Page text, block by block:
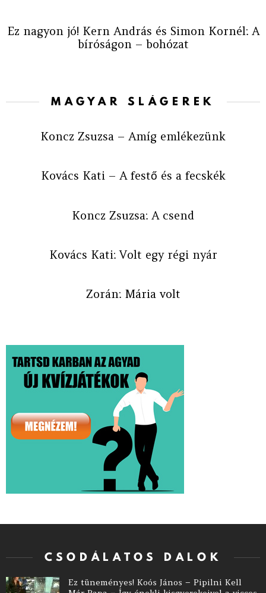
Ez nagyon jó! Kern András és Simon Kornél: A
bíróságon – bohózat
MAGYAR SLÁGEREK
Koncz Zsuzsa – Amíg emlékezünk
Kovács Kati – A festő és a fecskék
Koncz Zsuzsa: A csend
Kovács Kati: Volt egy régi nyár
Zorán: Mária volt
CSODÁLATOS DALOK
Ez tüneményes! Koós János – Pipilni Kell